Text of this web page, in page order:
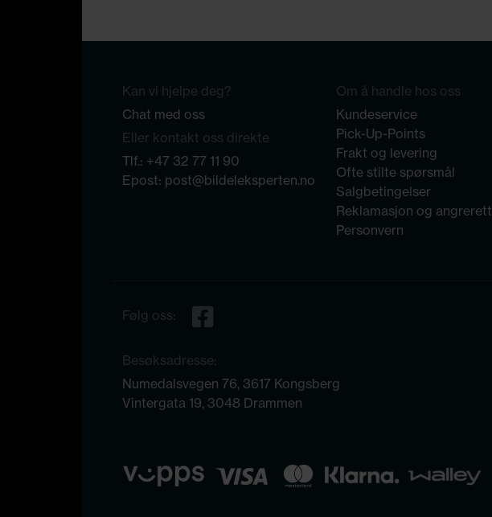
Kan vi hjelpe deg?
Chat med oss
Eller kontakt oss direkte
Tlf.: +47 32 77 11 90
Epost: post@bildeleksperten.no
Om å handle hos oss
Kundeservice
Pick-Up-Points
Frakt og levering
Ofte stilte spørsmål
Salgbetingelser
Reklamasjon og angrerett
Personvern
Følg oss:
Besøksadresse:
Numedalsvegen 76, 3617 Kongsberg
Vintergata 19, 3048 Drammen